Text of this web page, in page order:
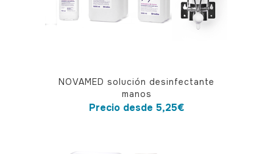
NOVAMED solución desinfectante
manos
Precio desde 5,25€